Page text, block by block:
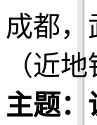
成都，
（近
主题：